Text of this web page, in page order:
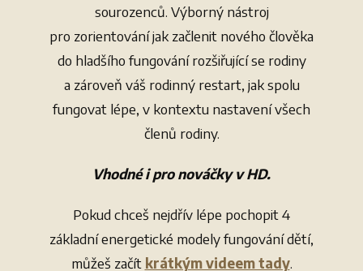
sourozenců. Výborný nástroj
pro zorientování jak začlenit nového člověka
do hladšího fungování rozšiřující se rodiny
a zároveň váš rodinný restart, jak spolu
fungovat lépe, v kontextu nastavení všech
členů rodiny.
Vhodné i pro nováčky v HD.
Pokud chceš nejdřív lépe pochopit 4
základní energetické modely fungování dětí,
můžeš začít krátkým videem tady.